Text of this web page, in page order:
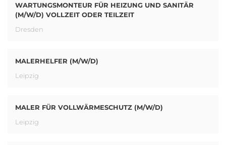
WARTUNGSMONTEUR FÜR HEIZUNG UND SANITÄR
(M/W/D) VOLLZEIT ODER TEILZEIT
Dresden
MALERHELFER (M/W/D)
Leipzig
MALER FÜR VOLLWÄRMESCHUTZ (M/W/D)
Leipzig